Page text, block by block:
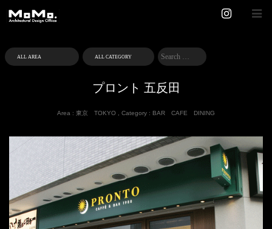
プロント 五反田
Area : 東京 TOKYO Category : BAR CAFE DINING